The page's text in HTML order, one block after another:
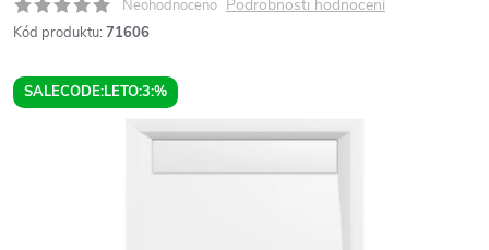
Neohodnoceno Podrobnosti hodnocení
Kód produktu: 71606
SALECODE:LETO:3:%